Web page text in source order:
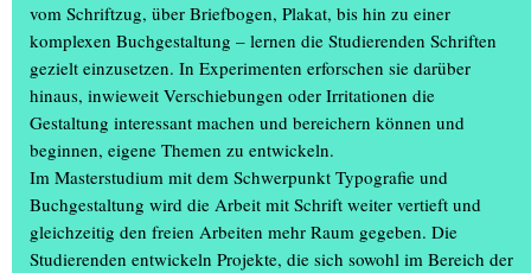
vom Schriftzug, über Briefbogen, Plakat, bis hin zu einer
komplexen Buchgestaltung – lernen die Studierenden Schriften
gezielt einzusetzen. In Experimenten erforschen sie darüber
hinaus, inwieweit Verschiebungen oder Irritationen die
Gestaltung interessant machen und bereichern können und
beginnen, eigene Themen zu entwickeln.
Im Masterstudium mit dem Schwerpunkt Typografie und
Buchgestaltung wird die Arbeit mit Schrift weiter vertieft und
gleichzeitig den freien Arbeiten mehr Raum gegeben. Die
Studierenden entwickeln Projekte, die sich sowohl im Bereich der